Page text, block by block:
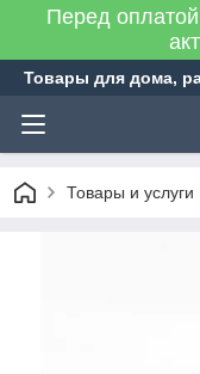
Перед
Товары для дома,
Товары и услуги